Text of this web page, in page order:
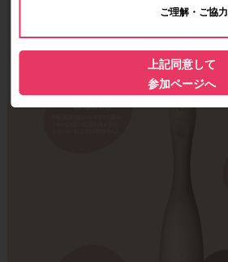
ご理解・ご協
上記同意して
参加ページへ